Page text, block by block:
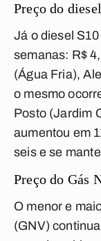
Preço do
Já o diesel
semanas: R$
(Água Fria),
o mesmo
Posto (Jardim
aumentou em
seis e se
Preço do Gás
O menor e
(GNV)